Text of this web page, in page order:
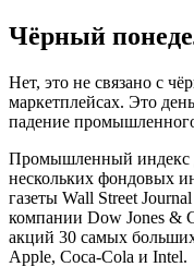
Чёрный
Нет, это не связано с
маркетплейсах. Это
падение
Промышленный
нескольких фондовых
газеты Wall Street
компании Dow Jones &
акций 30 самых
Apple, Coca-Cola и Intel.